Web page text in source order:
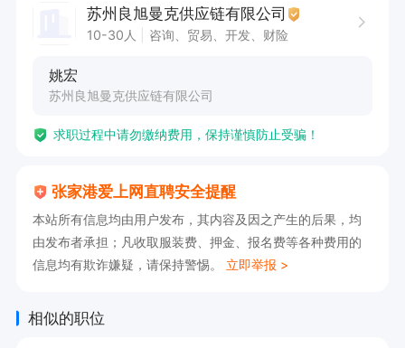
1..形象好、气质佳，口齿伶例，普通话发音标准，
2.具备一定的销售经验与销售技巧，能熟练运用销
3.临场思维敏捷，具备较强的语言表达能力、逻辑
4.热爱直播事业，能够承受一定的工作压力，有良
好的团队合作精神，具备良好的敬业精神和职业操
守:5.有较强的学习能力，能够快速掌握销售品
苏州良旭曼克供应链有限公司
10-30人 咨询、贸易、开发、财险
姚宏
苏州良旭曼克供应链有限公司
求职过程中请勿缴纳费用，保持谨慎防止受骗！
张家港爱上网直聘安全提醒
本站所有信息均由用户发布，其内容及因之产生的后果，均
由发布者承担；凡收取服装费、押金、报名费等各种费用的
信息均有欺诈嫌疑，请保持警惕。 立即举报 >
相似的职位